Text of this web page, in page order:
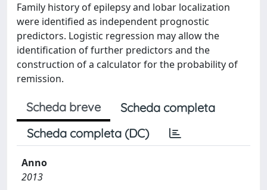
Family history of epilepsy and lobar localization
were identified as independent prognostic
predictors. Logistic regression may allow the
identification of further predictors and the
construction of a calculator for the probability of
remission.
Scheda breve
Scheda completa
Scheda completa (DC)
Anno
2013